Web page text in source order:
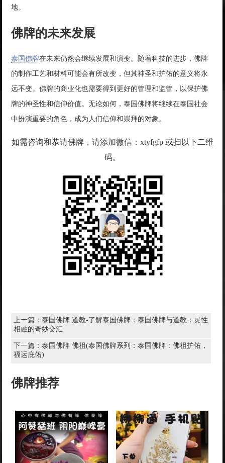
地。
佛牌的未来发展
泰国佛牌在未来仍然会继续发展和演变。随着科技的进步，佛牌
的制作工艺和材料可能会有所改变，但其神圣和护佑的意义将永
远不变。佛牌的商业化也需要得到更好的管理和监管，以保护佛
牌的神圣性和信仰价值。无论如何，泰国佛牌将继续在泰国社会
中扮演重要的角色，成为人们信仰和崇拜的对象。
如需咨询和恭请佛牌，请添加微信：xtyfgfp 或扫以下二维
码。
上一篇：泰国佛牌 道教-了解泰国佛牌：泰国佛牌与道教：灵性
相融的奇妙交汇
下一篇：泰国佛牌 佛祖(泰国佛牌系列：泰国佛牌：佛祖护佑，
福运庇佑)
佛牌推荐